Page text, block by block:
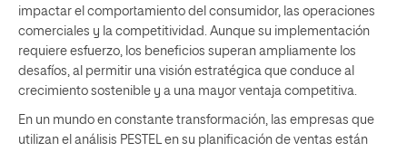
impactar el comportamiento del consumidor, las operaciones
comerciales y la competitividad. Aunque su implementación
requiere esfuerzo, los beneficios superan ampliamente los
desafíos, al permitir una visión estratégica que conduce al
crecimiento sostenible y a una mayor ventaja competitiva.
En un mundo en constante transformación, las empresas que
utilizan el análisis PESTEL en su planificación de ventas están